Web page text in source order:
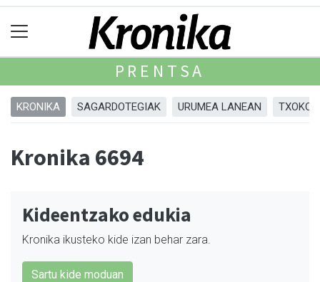
PRENTSA
KRONIKA SAGARDOTEGIAK URUMEA LANEAN
Kronika 6694
Kideentzako edukia
Kronika ikusteko kide izan behar zara.
Sartu kide moduan